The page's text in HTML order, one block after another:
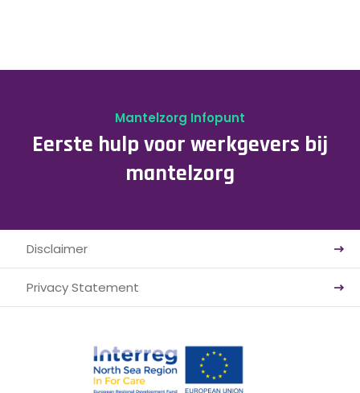
Mantelzorg Infopunt
Eerste hulp voor werkgevers bij
mantelzorg
Disclaimer
Privacy Statement